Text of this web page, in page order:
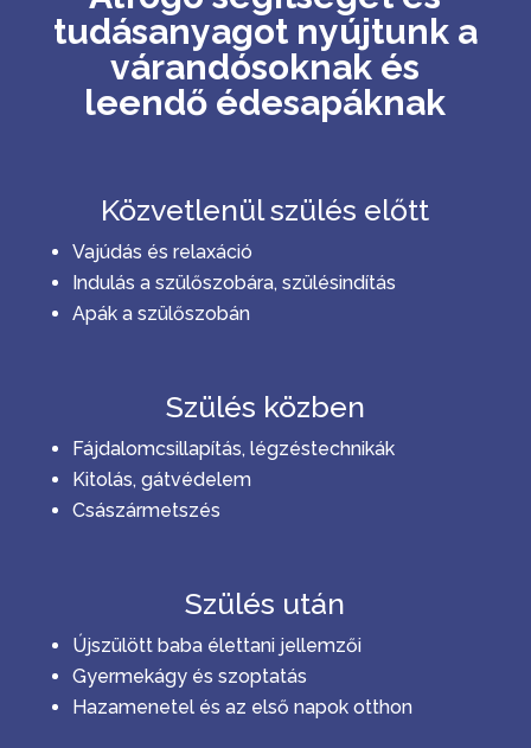
tudásanyagot nyújtunk a
várandósoknak és
leendő édesapáknak
Közvetlenül szülés előtt
Vajúdás és relaxáció
Indulás a szülőszobára, szülésindítás
Apák a szülőszobán
Szülés közben
Fájdalomcsillapítás, légzéstechnikák
Kitolás, gátvédelem
Császármetszés
Szülés után
Újszülött baba élettani jellemzői
Gyermekágy és szoptatás
Hazamenetel és az első napok otthon